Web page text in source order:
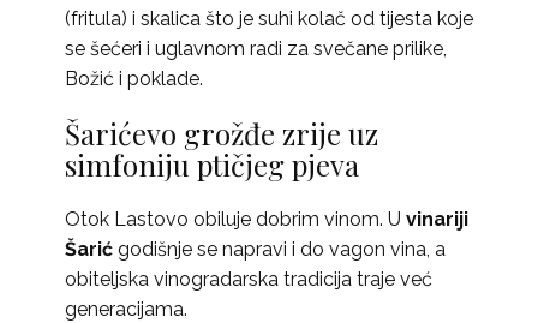
(fritula) i skalica što je suhi kolač od tijesta koje
se šećeri i uglavnom radi za svečane prilike,
Božić i poklade.
Šarićevo grožđe zrije uz
simfoniju ptičjeg pjeva
Otok Lastovo obiluje dobrim vinom. U vinariji
Šarić godišnje se napravi i do vagon vina, a
obiteljska vinogradarska tradicija traje već
generacijama.